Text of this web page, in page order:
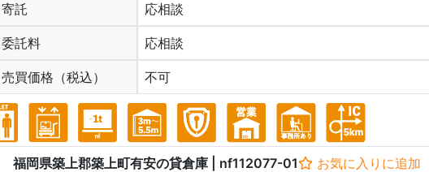
寄託 応相談
委託料 応相談
売買価格（税込） 不可
福岡県築上郡築上町有安の貸倉庫 | nf112077-01 お気に入りに追加